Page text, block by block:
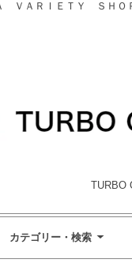
ＶＡＲＩＥＴＹ ＳＨＯ
カテゴリー・検索